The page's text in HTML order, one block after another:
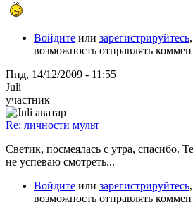
Войдите или зарегистрируйтесь
возможность отправлять
Пнд, 14/12/2009 - 11:55
Juli
участник
Re: личности мульт
Светик, посмеялась с утра, спасибо.
не успеваю смотреть...
Войдите или зарегистрируйтесь
возможность отправлять